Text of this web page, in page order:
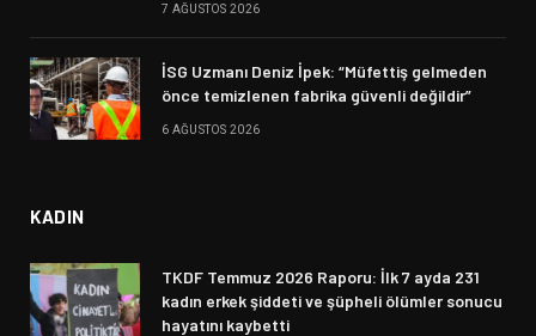
7 AĞUSTOS 2026
İSG Uzmanı Deniz İpek: “Müfettiş gelmeden
önce temizlenen fabrika güvenli değildir”
6 AĞUSTOS 2026
KADIN
TKDF Temmuz 2026 Raporu: İlk 7 ayda 231
kadın erkek şiddeti ve şüpheli ölümler sonucu
hayatını kaybetti